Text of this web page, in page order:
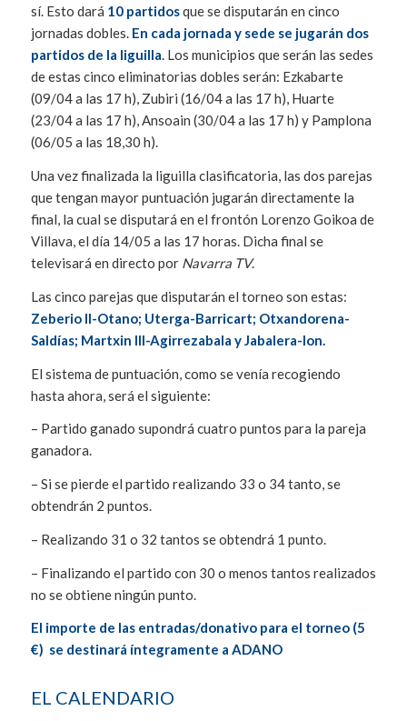
sí. Esto dará 10 partidosque se disputarán en cinco
jornadas dobles.En cada jornada y sede se jugarán dos
partidos de la liguilla. Los municipios que serán las sedes
de estas cinco eliminatorias dobles serán: Ezkabarte
(09/04 a las 17 h), Zubiri (16/04 a las 17 h), Huarte
(23/04 a las 17 h), Ansoain (30/04 a las 17 h) y Pamplona
(06/05 a las 18,30 h).
Una vez finalizada la liguilla clasificatoria, las dos parejas
que tengan mayor puntuación jugarán directamente la
final, la cual se disputará en el frontón Lorenzo Goikoa de
Villava, el día 14/05 a las 17 horas. Dicha final se
televisará en directo por Navarra TV.
Las cinco parejas que disputarán el torneo son estas:
Zeberio II-Otano; Uterga-Barricart; Otxandorena-
Saldías; Martxin III-Agirrezabala y Jabalera-Ion.
El sistema de puntuación, como se venía recogiendo
hasta ahora, será el siguiente:
– Partido ganado supondrá cuatro puntos para la pareja
ganadora.
– Si se pierde el partido realizando 33 o 34 tanto, se
obtendrán 2 puntos.
– Realizando 31 o 32 tantos se obtendrá 1 punto.
– Finalizando el partido con 30 o menos tantos realizados
no se obtiene ningún punto.
El importe de las entradas/donativo para el torneo (5
€) se destinará íntegramente a ADANO
EL CALENDARIO